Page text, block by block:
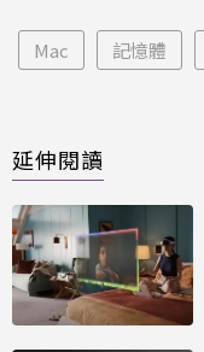
Mac 記憶體
延伸閱讀